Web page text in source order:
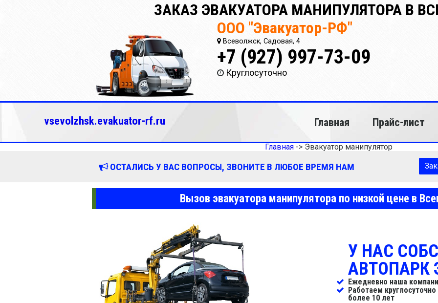
ЗАКАЗ ЭВАКУАТОРА МАНИПУЛЯТОРА В
ООО "Эвакуатор-РФ"
Всеволжск, Садовая, 4
+7 (927) 997-73-09
Круглосуточно
vsevolzhsk.evakuator-rf.ru Главная Прайс-лист
Главная-> Эвакуатор манипулятор
ОСТАЛИСЬ У ВАС ВОПРОСЫ, ЗВОНИТЕ В ЛЮБОЕ ВРЕМЯ НАМ
Вызов эвакуатора манипулятора по низкой цене в
У НАС
АВТОПАРК
Ежедневно наша
Работаем
более 10 лет